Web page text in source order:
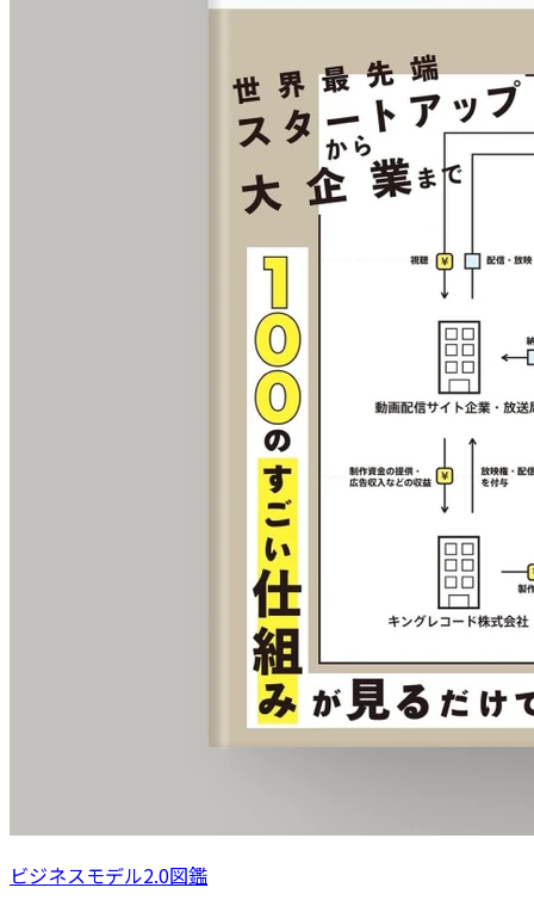
ビジネスモデル2.0図鑑